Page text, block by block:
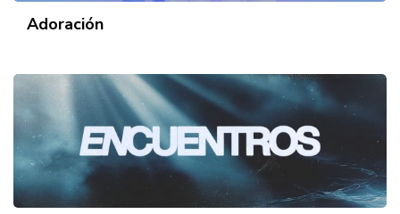
Adoración